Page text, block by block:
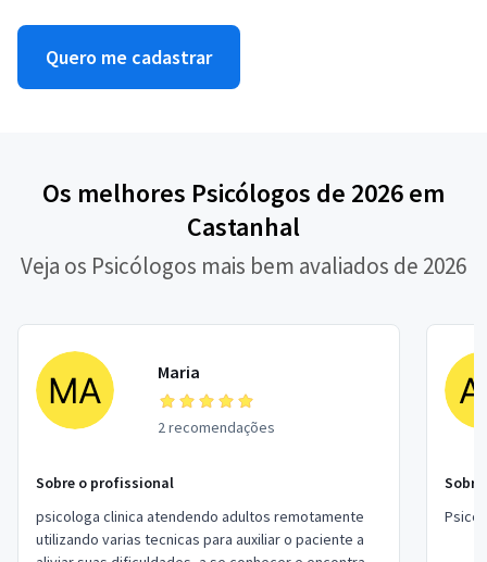
Quero me cadastrar
Os melhores Psicólogos de 2026 em
Castanhal
Veja os Psicólogos mais bem avaliados de 2026
Maria
2 recomendações
Sobre o profissional
psicologa clinica atendendo adultos remotamente
utilizando varias tecnicas para auxiliar o paciente a